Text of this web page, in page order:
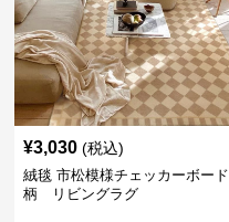
¥3,030 (税込)
絨毯 市松模様チェッカーボード
柄 リビングラグ